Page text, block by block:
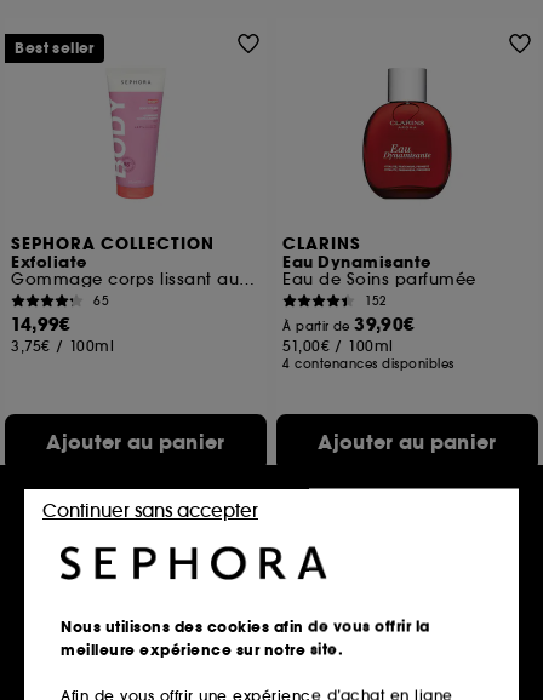
SEPHORA COLLECTION
Exfoliate
Gommage corps lissant aux AHA
65
14,99€
3,75€ / 100ml
Ajouter au panier
Best seller
CLARINS
Eau Dynamisante
Eau de Soins parfumée
152
À partir de39,90€
51,00€ / 100ml
4 contenances disponibles
Ajouter au panier
Nous utilisons des cookies afin de vous offrir la
meilleure expérience sur notre site.
Afin de vous offrir une expérience d’achat en ligne
Continuer sans accepter